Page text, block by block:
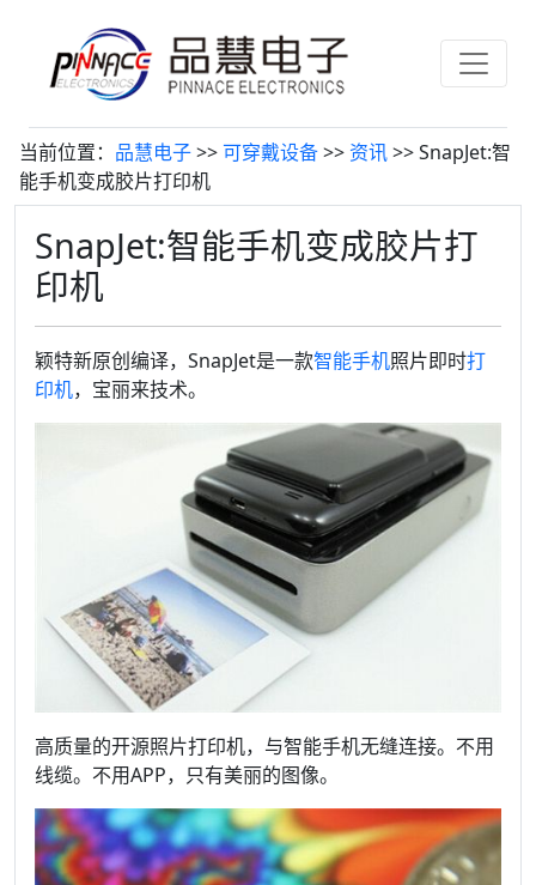
当前位置： 品慧电子>>可穿戴设备>> 资讯>> SnapJet:智
能手机变成胶片打印机
SnapJet:智能手机变成胶片打
印机
颖特新原创编译，SnapJet是一款智能手机照片即时打
印机，宝丽来技术。
高质量的开源照片打印机，与智能手机无缝连接。不用
线缆。不用APP，只有美丽的图像。